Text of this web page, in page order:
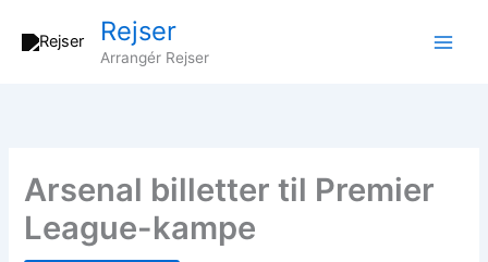
Rejser
Arrangér Rejser
Arsenal billetter til Premier
League-kampe